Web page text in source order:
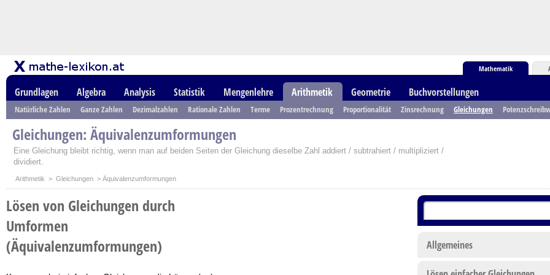
Mathematik
Grundlagen Algebra Analysis Statistik Mengenlehre Arithmetik Geometrie Buchvorstellungen
Natürliche Zahlen Ganze Zahlen Dezimalzahlen Rationale Zahlen Terme Prozentrechnung Proportionalität Zinsrechnung Gleichungen
Gleichungen: Äquivalenzumformungen
Eine Gleichung bleibt richtig, wenn man auf beiden Seiten der Gleichung dieselbe Zahl addiert / subtrahiert / multipliziert /
dividiert.
Arithmetik > Gleichungen > Äquivalenzumformungen
Lösen von Gleichungen durch
Umformen
(Äquivalenzumformungen)
Allgemeines